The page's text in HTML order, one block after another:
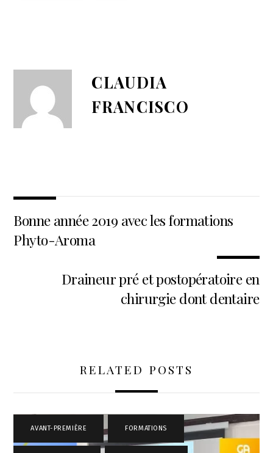
CLAUDIA
FRANCISCO
Bonne année 2019 avec les formations
Phyto-Aroma
Draineur pré et postopératoire en
chirurgie dont dentaire
RELATED POSTS
AVANT-PREMIÈRE , FORMATIONS ,